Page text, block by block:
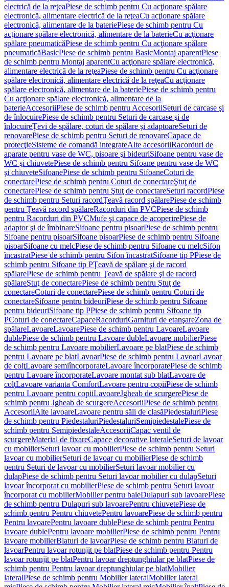
electrică de la reţeaPiese de schimb pentru Cu acţionare spălare
electronică, alimentare electrică de la reţeaCu acţionare spălare
electronică, alimentare de la bateriePiese de schimb pentru Cu
acţionare spălare electronică, alimentare de la baterieCu acţionare
spălare pneumaticăPiese de schimb pentru Cu acţionare spălare
pneumaticăBasicPiese de schimb pentru BasicMontaj aparentPiese
de schimb pentru Montaj aparentCu acţionare spălare electronică,
alimentare electrică de la reţeaPiese de schimb pentru Cu acţionare
spălare electronică, alimentare electrică de la reţeaCu acţionare
spălare electronică, alimentare de la bateriePiese de schimb pentru
Cu acţionare spălare electronică, alimentare de la
baterieAccesoriiPiese de schimb pentru AccesoriiSeturi de carcase şi
de înlocuirePiese de schimb pentru Seturi de carcase şi de
înlocuireŢevi de spălare, coturi de spălare şi adaptoareSeturi de
renovarePiese de schimb pentru Seturi de renovareCapace de
protecţieSisteme de comandă integrateAlte accesoriiRacorduri de
aparate pentru vase de WC, pisoare şi bideuriSifoane pentru vase de
WC şi chiuvetePiese de schimb pentru Sifoane pentru vase de WC
şi chiuveteSifoanePiese de schimb pentru SifoaneCoturi de
conectarePiese de schimb pentru Coturi de conectareŞtuţ de
conectarePiese de schimb pentru Ştuţ de conectareSeturi racordPiese
de schimb pentru Seturi racordŢeavă racord spălarePiese de schimb
pentru Ţeavă racord spălareRacorduri din PVCPiese de schimb
pentru Racorduri din PVCMufe şi capace de acoperirePiese de
adaptor şi de îmbinareSifoane pentru pisoarPiese de schimb pentru
Sifoane pentru pisoarSifoane pisoarPiese de schimb pentru Sifoane
pisoarSifoane cu melcPiese de schimb pentru Sifoane cu melcSifon
încastratPiese de schimb pentru Sifon încastratSifoane tip PPiese de
schimb pentru Sifoane tip PŢeavă de spălare şi de racord
spălarePiese de schimb pentru Ţeavă de spălare şi de racord
spălareŞtuţ de conectarePiese de schimb pentru Ştuţ de
conectareCoturi de conectarePiese de schimb pentru Coturi de
conectareSifoane pentru bideuriPiese de schimb pentru Sifoane
pentru bideuriSifoane tip PPiese de schimb pentru Sifoane tip
PCoturi de conectareCapaceRacorduriGarnituri de etanşareZona de
spălareLavoareLavoarePiese de schimb pentru LavoareLavoare
dublePiese de schimb pentru Lavoare dubleLavoare mobilierPiese
de schimb pentru Lavoare mobilierLavoare pe blatPiese de schimb
pentru Lavoare pe blatLavoarPiese de schimb pentru LavoarLavoar
de colţLavoare semiîncorporateLavoare încorporatePiese de schimb
pentru Lavoare încorporateLavoare montat sub blatLavoare de
colţLavoare varianta ComfortLavoare pentru copiiPiese de schimb
pentru Lavoare pentru copiiLavoareJgheab de scurgerePiese de
schimb pentru Jgheab de scurgereAccesoriiPiese de schimb pentru
AccesoriiAlte lavoareLavoare pentru săli de clasăPiedestaluriPiese
de schimb pentru PiedestaluriPiedestaluriSemipiedestalePiese de
schimb pentru SemipiedestaleAccesoriiCapac ventil de
scurgereMaterial de fixareCapace decorative lateraleSeturi de lavoar
cu mobilierSeturi lavoar cu mobilierPiese de schimb pentru Seturi
lavoar cu mobilierSeturi de lavoar cu mobilierPiese de schimb
pentru Seturi de lavoar cu mobilierSeturi lavoar mobilier cu
dulapPiese de schimb pentru Seturi lavoar mobilier cu dulapSeturi
lavoar încorporat cu mobilierPiese de schimb pentru Seturi lavoar
încorporat cu mobilierMobilier pentru baieDulapuri sub lavoarePiese
de schimb pentru Dulapuri sub lavoarePentru chiuvetePiese de
schimb pentru Pentru chiuvetePentru lavoarePiese de schimb pentru
Pentru lavoarePentru lavoare dublePiese de schimb pentru Pentru
lavoare dublePentru lavoare mobilierPiese de schimb pentru Pentru
lavoare mobilierBlaturi de lavoarPiese de schimb pentru Blaturi de
lavoarPentru lavoar rotunjit pe blatPiese de schimb pentru Pentru
lavoar rotunjit pe blatPentru lavoar dreptunghiular pe blatPiese de
schimb pentru Pentru lavoar dreptunghiular pe blatMobilier
lateralPiese de schimb pentru Mobilier lateralMobilier lateral